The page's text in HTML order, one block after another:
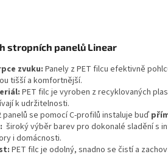
stropních panelů Linear
zvuku: Panely z PET filcu efektivně
tišší a komfortnější.
PET filc je vyroben z recyklovaných
k udržitelnosti.
panelů se pomocí C-profilů instaluje buď
široký výběr barev pro dokonalé sladění s
i domácnosti.
PET filc je odolný, snadno se čistí a